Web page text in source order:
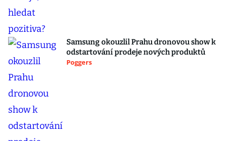
Samsung okouzlil Prahu dronovou show k
odstartování prodeje nových produktů
Poggers